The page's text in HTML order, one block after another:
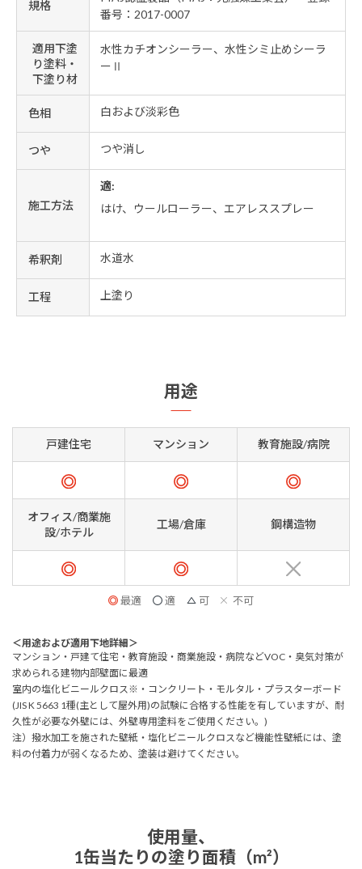
規格
番号：2017-0007
適用下塗
り塗料・
下塗り材
水性カチオンシーラー、水性シミ止めシーラ
ーⅡ
色相 白および淡彩色
つや つや消し
施工方法
適:
はけ、ウールローラー、エアレススプレー
希釈剤 水道水
工程 上塗り
用途
戸建住宅 マンション 教育施設/病院
オフィス/商業施
設/ホテル
工場/倉庫 鋼構造物
最適 適 可 不可
＜用途および適用下地詳細＞
マンション・戸建て住宅・教育施設・商業施設・病院などVOC・臭気対策が
求められる建物内部壁面に最適
室内の塩化ビニールクロス※・コンクリート・モルタル・プラスターボード
(JIS K 5663 1種(主として屋外用)の試験に合格する性能を有していますが、耐
久性が必要な外壁には、外壁専用塗料をご使用ください。)
注）撥水加工を施された壁紙・塩化ビニールクロスなど機能性壁紙には、塗
料の付着力が弱くなるため、塗装は避けてください。
使用量、
1缶当たりの塗り面積（m²）